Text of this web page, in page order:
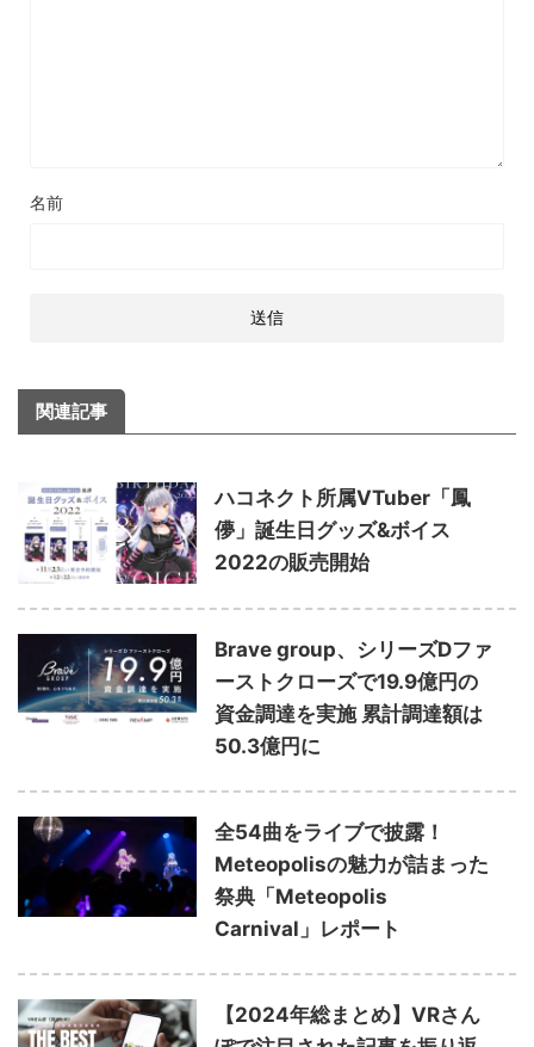
名前
関連記事
ハコネクト所属VTuber「鳳
儚」誕生日グッズ&ボイス
2022の販売開始
Brave group、シリーズDファ
ーストクローズで19.9億円の
資金調達を実施 累計調達額は
50.3億円に
全54曲をライブで披露！
Meteopolisの魅力が詰まった
祭典「Meteopolis
Carnival」レポート
【2024年総まとめ】VRさん